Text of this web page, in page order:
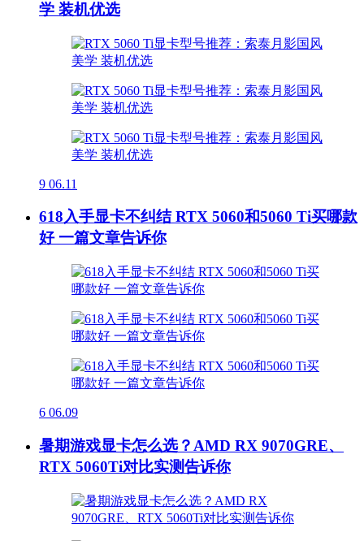
学 装机优选
9 06.11
618入手显卡不纠结 RTX 5060和5060 Ti买哪款
好 一篇文章告诉你
6 06.09
暑期游戏显卡怎么选？AMD RX 9070GRE、
RTX 5060Ti对比实测告诉你